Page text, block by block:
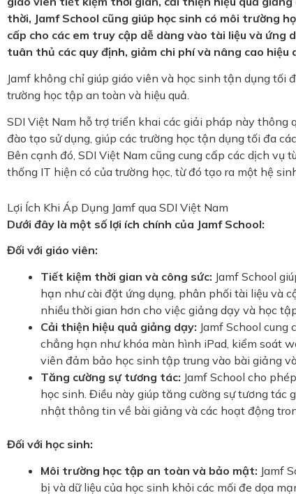
thời, Jamf School cũng giúp học sinh có môi trường
cấp cho các em truy cập dễ dàng vào tài liệu và ứng
tuân thủ các quy định, giảm chi phí và nâng cao hiệu
Jamf không chỉ giúp giáo viên và học sinh tận dụng tối
trường học tập an toàn và hiệu quả.
SDI Việt Nam hỗ trợ triển khai các giải pháp này thông
đào tạo sử dụng, giúp các trường học tận dụng tối đa
Bên cạnh đó, SDI Việt Nam cũng cung cấp các dịch vụ
thống IT hiện có của trường học, từ đó tạo ra một hệ
Lợi Ích Khi Áp Dụng Jamf qua SDI Việt Nam
Dưới đây là một số lợi ích chính của Jamf School:
Đối với giáo viên:
Tiết kiệm thời gian và công sức: Jamf School
hạn như cài đặt ứng dụng, phân phối tài liệu và
nhiều thời gian hơn cho việc giảng dạy và học
Cải thiện hiệu quả giảng dạy: Jamf School cung
chẳng hạn như khóa màn hình iPad, kiểm soát
viên đảm bảo học sinh tập trung vào bài giảng
Tăng cường sự tương tác: Jamf School cho
học sinh. Điều này giúp tăng cường sự tương tác
nhật thông tin về bài giảng và các hoạt động
Đối với học sinh:
Môi trường học tập an toàn và bảo mật: Jamf
bị và dữ liệu của học sinh khỏi các mối đe dọa